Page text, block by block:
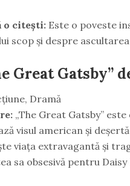
o citești:Este o poveste
scop și despre
Great Gatsby”
Dramă
„The Great Gatsby”
visul american și
viața extravagantă și
sa obsesivă pentru Daisy